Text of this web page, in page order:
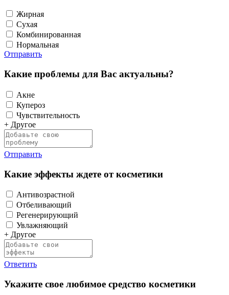
Жирная
Сухая
Комбинированная
Нормальная
Отправить
Какие проблемы для Вас актуальны?
Акне
Купероз
Чувствительность
+ Другое
Отправить
Какие эффекты ждете от косметики
Антивозрастной
Отбеливающий
Регенерирующий
Увлажняющий
+ Другое
Ответить
Укажите свое любимое средство косметики